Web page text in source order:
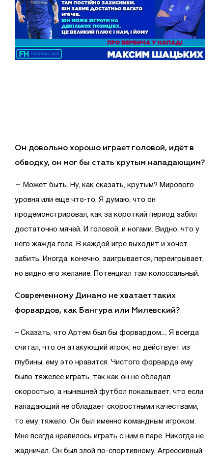
Он довольно хорошо играет головой, идёт в
обводку, он мог бы стать крутым нападающим?
– Может быть. Ну, как сказать, крутым? Мирового
уровня или еще что-то. Я думаю, что он
продемонстрировал, как за короткий период забил
достаточно мячей. И головой, и ногами. Видно, что у
него жажда гола. В каждой игре выходит и хочет
забить. Иногда, конечно, заигрывается, переигрывает,
но видно его желание. Потенциал там колоссальный.
Современному Динамо не хватает таких
форвардов, как Бангура или Милевский?
– Сказать, что Артем был бы форвардом… Я всегда
считал, что он атакующий игрок, но действует из
глубины, ему это нравится. Чистого форварда ему
было тяжелее играть, так как он не обладал
скоростью, а нынешней футбол показывает, что если
нападающий не обладает скоростными качествами,
то ему тяжело. Он был именно командным игроком.
Мне всегда нравилось играть с ним в паре. Никогда не
жадничал. Он был злой по-спортивному. Агрессивный